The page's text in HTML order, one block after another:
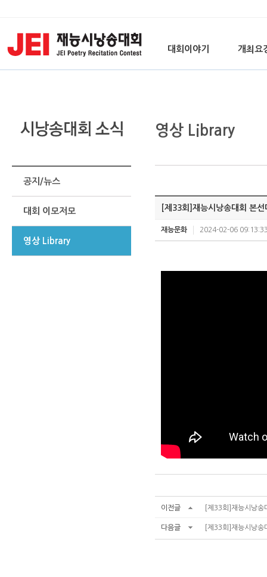
대회이야기 개최요
공지/뉴스
대회 이모저모
영상 Library
영상 Library
[제33회]재능시낭송대회 본
재능문화 2024-02-06
이전글 [제33회]재능시낭
다음글 [제33회]재능시낭